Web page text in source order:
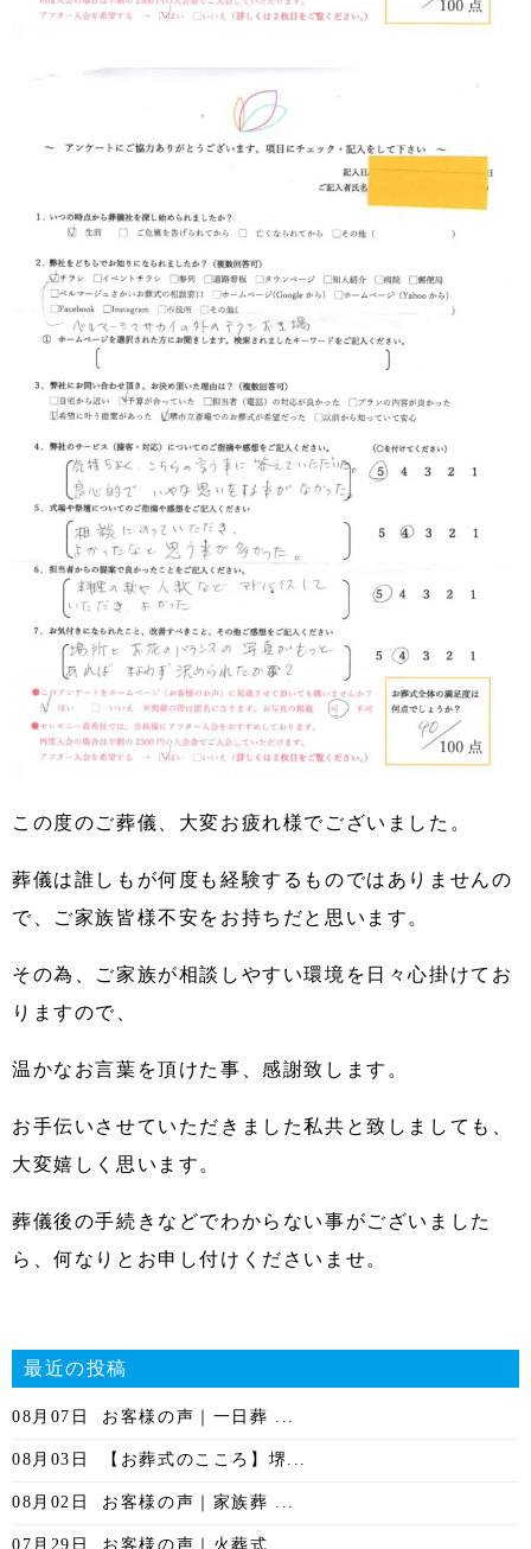
この度のご葬儀、大変お疲れ様でございました。
葬儀は誰しもが何度も経験するものではありませんの
で、ご家族皆様不安をお持ちだと思います。
その為、ご家族が相談しやすい環境を日々心掛けてお
りますので、
温かなお言葉を頂けた事、感謝致します。
お手伝いさせていただきました私共と致しましても、
大変嬉しく思います。
葬儀後の手続きなどでわからない事がございました
ら、何なりとお申し付けくださいませ。
最近の投稿
08月07日 お客様の声｜一日葬 ...
08月03日 【お葬式のこころ】堺...
08月02日 お客様の声｜家族葬 ...
07月29日 お客様の声｜火葬式 ...